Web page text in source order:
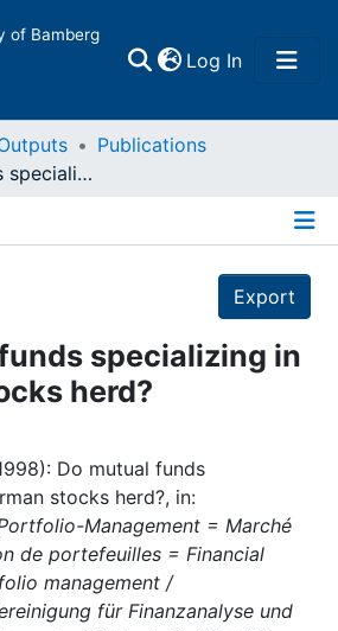
of Bamberg
Log In(current)
Publications
Do mutual funds specializing in German stocks herd?
Export
specializing in
herd?
Do mutual funds
stocks herd?, in:
Management = Marché
de portefeuilles = Financial
management /
für Finanzanalyse und